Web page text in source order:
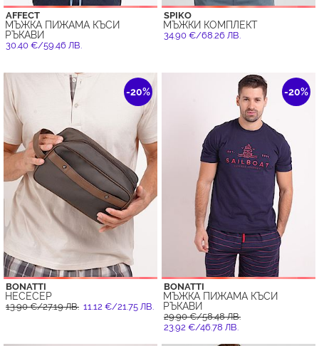
AFFECT
МЪЖКА ПИЖАМА КЪСИ
РЪКАВИ
30.40 €/59.46 ЛВ.
SPIKO
МЪЖКИ КОМПЛЕКТ
34.90 €/68.26 ЛВ.
-20%
BONATTI
НЕСЕСЕР
13.90 €/27.19 ЛВ. 11.12 €/21.75 ЛВ.
-20%
BONATTI
МЪЖКА ПИЖАМА КЪСИ
РЪКАВИ
29.90 €/58.48 ЛВ.
23.92 €/46.78 ЛВ.